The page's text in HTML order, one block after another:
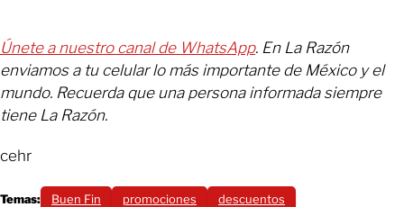
Únete a nuestro canal de WhatsApp. En La Razón
enviamos a tu celular lo más importante de México y el
mundo. Recuerda que una persona informada siempre
tiene La Razón.
cehr
Temas: Buen Fin promociones descuentos